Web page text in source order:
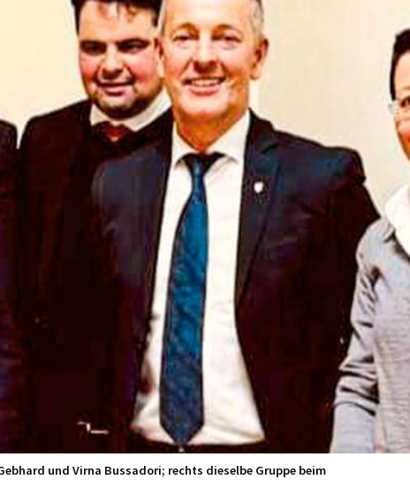
und Virna Bussadori; rechts dieselbe Gruppe beim